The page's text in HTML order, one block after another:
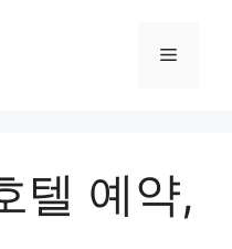
메
텔 예약,